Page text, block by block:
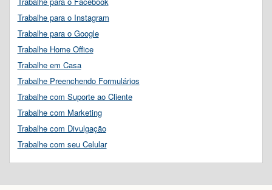
Trabalhe para o Instagram
Trabalhe para o Google
Trabalhe Home Office
Trabalhe em Casa
Trabalhe Preenchendo Formulários
Trabalhe com Suporte ao Cliente
Trabalhe com Marketing
Trabalhe com Divulgação
Trabalhe com seu Celular